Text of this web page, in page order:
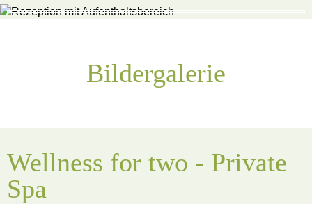
Bildergalerie
Wellness for two - Private
Spa